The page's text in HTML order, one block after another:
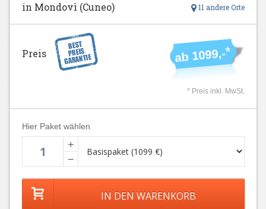
11 andere Orte
in Mondovì (Cuneo)
ab 1099,-*
Preis
* Preis inkl. MwSt.
Hier Paket wählen
+
−